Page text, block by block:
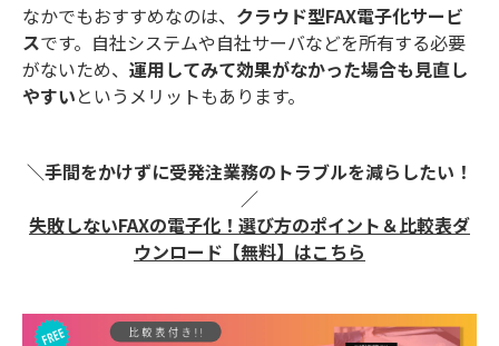
なかでもおすすめなのは、 クラウド型FAX電子化サービ
スです。自社システムや自社サーバなどを所有する必要
がないため、 運用してみて効果がなかった場合も見直し
やすいというメリットもあります。
＼手間をかけずに受発注業務のトラブルを減らしたい！
／
失敗しないFAXの電子化！ 選び方のポイント＆比較表ダ
ウンロード【無料】はこちら